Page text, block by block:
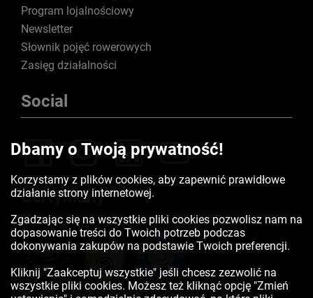
Program lojalnościowy
Newsletter
Słownik pojęć rowerowych
Zasięg działalności
Social
Certyfikaty
Dbamy o Twoją prywatność!
Korzystamy z plików cookies, aby zapewnić prawidłowe
działanie strony internetowej.
Zgadzając się na wszystkie pliki cookies pozwolisz nam na
dopasowanie treści do Twoich potrzeb podczas
dokonywania zakupów na podstawie Twoich preferencji.
Kliknij "Zaakceptuj wszystkie" jeśli chcesz zezwolić na
wszystkie pliki cookies. Możesz też kliknąć opcję "Zmień